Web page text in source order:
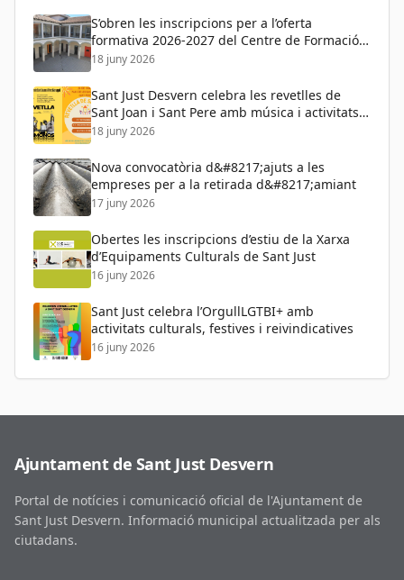
S’obren les inscripcions per a l’oferta
formativa 2026-2027 del Centre de Formació
de Persones Adultes
18 juny 2026
Sant Just Desvern celebra les revetlles de
Sant Joan i Sant Pere amb música i activitats
per a tots els públics
18 juny 2026
Nova convocatòria d&#8217;ajuts a les
empreses per a la retirada d&#8217;amiant
17 juny 2026
Obertes les inscripcions d’estiu de la Xarxa
d’Equipaments Culturals de Sant Just
16 juny 2026
Sant Just celebra l’OrgullLGTBI+ amb
activitats culturals, festives i reivindicatives
16 juny 2026
Ajuntament de Sant Just Desvern
Portal de notícies i comunicació oficial de l'Ajuntament de
Sant Just Desvern. Informació municipal actualitzada per als
ciutadans.